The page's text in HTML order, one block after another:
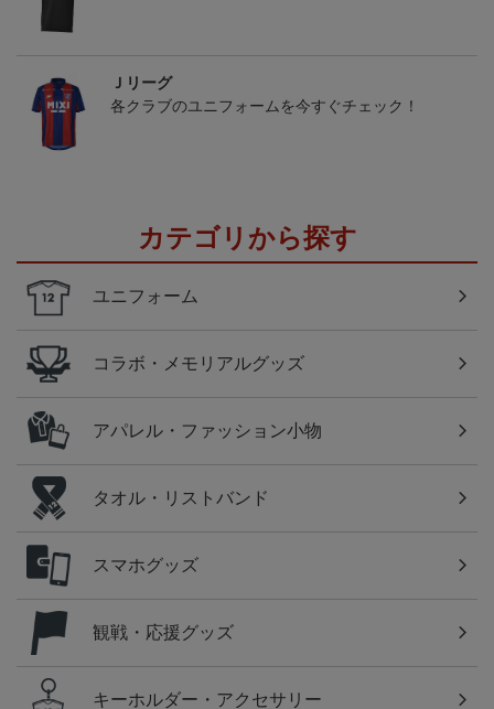
Ｊリーグ
各クラブのユニフォームを今すぐチェック！
カテゴリから探す
ユニフォーム
コラボ・メモリアルグッズ
アパレル・ファッション小物
タオル・リストバンド
スマホグッズ
観戦・応援グッズ
キーホルダー・アクセサリー